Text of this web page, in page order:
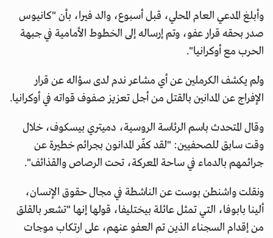
وأبلغ المدعي العام المحلي، قبل أسبوع، والد فيرا، بأن "كانيوس
صدر بحقه قرار عفو، وتم إرساله إلى الخطوط الأمامية في جبهة
الحرب مع أوكرانيا".
ولم يكشف الكرملين عن أي مشاعر ندم لدى سؤاله عن قرار
الإفراج عن المدانين بالقتل من أجل تعزيز صفوف قواته في أوكرانيا.
وقال المتحدث باسم الرئاسة الروسية، دميتري بيسكوف، خلال
وقت سابق للصحفيين: "لقد كفّر المدانون بجرائم خطيرة عن
جرائمهم بالدماء في ساحة المعركة، تحت الرصاص والقذائف".
ونقلت واشنطن بوست عن الناشطة في مجال حقوق الإنسان،
ألينا بابوفا، التي تمثل عائلة بيختليفا، قولها إنها "تشعر بالقلق
من إقدام السجناء الذين تم العفو عنهم، على ارتكاب موجات